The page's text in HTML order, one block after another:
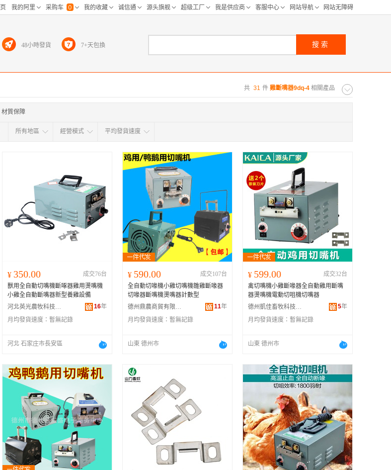
共 31 件 雞斷嘴器9dq-4 相關產品
材質保障
所有地區
采购距离:
华东区 华中区
北京 天津 重庆
广东 浙江 山东 河北
福建 安徽
内蒙古 吉林 黑龙江
青海 四川
贵州 西藏 澳门
經營模式 平均發貨速度
¥ 350.00
成交76台
獸用全自動切嘴機斷啄器雞用燙嘴機
小雞全自動斷嘴器新型養雞設備
河北英光農牧科技有限公司
16年
月均發貨速度： 暫無記錄
河北 石家庄市長安區
¥ 590.00
成交107台
全自動切喙機小雞切嘴機雛雞斷喙器
切喙器斷嘴機燙嘴器計數型
德州鼎農商貿有限公司
11年
月均發貨速度： 暫無記錄
山東 德州市
¥ 599.00
成交32台
禽切嘴機小雞斷喙器全自動雞用斷嘴
器燙嘴機電動切咀機切嘴器
德州凱佳畜牧科技有限公司
5年
月均發貨速度： 暫無記錄
山東 德州市
48小時發貨 7+天包換 搜索